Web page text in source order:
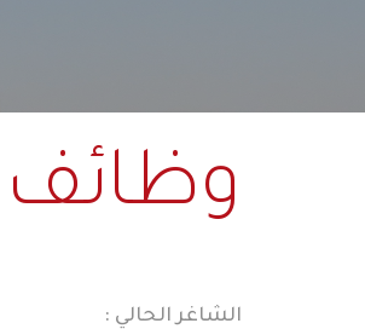
وظائف
الشاغر الحالي :